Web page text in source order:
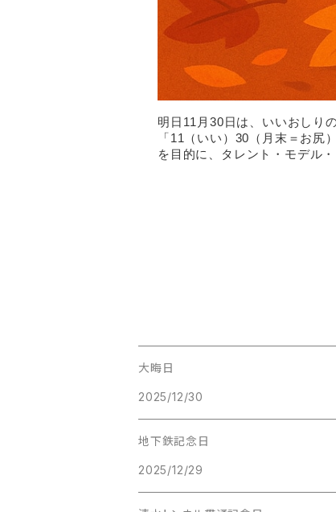
明日11月30日は、いいおしり
「11（いい）30（月末＝お尻
を目的に、タレント・モデル
大晦日
2025/12/30
地下鉄記念日
2025/12/29